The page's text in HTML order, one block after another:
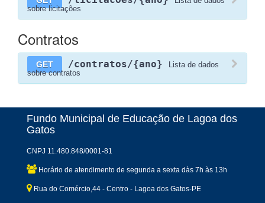
sobre licitações
Contratos
GET /contratos/{ano}
Lista de dados
sobre contratos
Fundo Municipal de Educação de Lagoa dos
Gatos
CNPJ 11.480.848/0001-81
Horário de atendimento de segunda a sexta dàs 7h às 13h
Rua do Comércio,44 - Centro - Lagoa dos Gatos-PE